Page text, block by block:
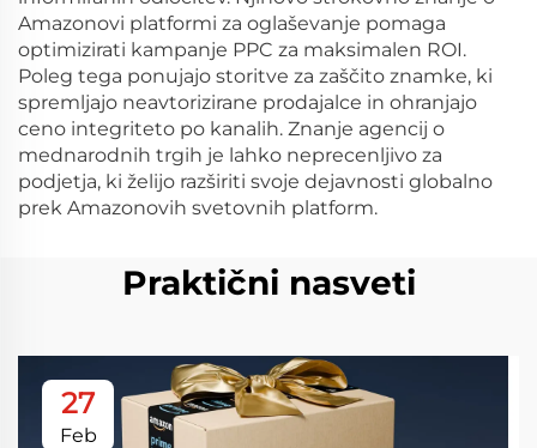
Amazonovi platformi za oglaševanje pomaga
optimizirati kampanje PPC za maksimalen ROI.
Poleg tega ponujajo storitve za zaščito znamke, ki
spremljajo neavtorizirane prodajalce in ohranjajo
ceno integriteto po kanalih. Znanje agencij o
mednarodnih trgih je lahko neprecenljivo za
podjetja, ki želijo razširiti svoje dejavnosti globalno
prek Amazonovih svetovnih platform.
Praktični nasveti
27
Feb